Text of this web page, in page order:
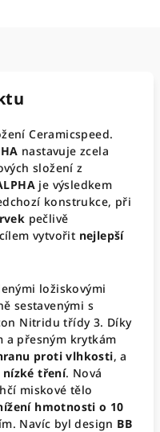
Ceramicspeed.
nastavuje zcela
složení z
je výsledkem
konstrukce, při
pečlivě
vytvořit nejlepší
ložiskovými
sestavenými s
Nitridu třídy 3. Díky
a přesným krytkám
proti vlhkosti, a
nízké tření. Nová
miskové tělo
hmotnosti o 10
Navíc byl design BB